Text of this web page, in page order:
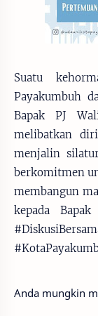
Suatu
Payakumbuh
Bapak PJ
melibatkan
menjalin
berkomitmen
membangun
kepada
Anda mungkin